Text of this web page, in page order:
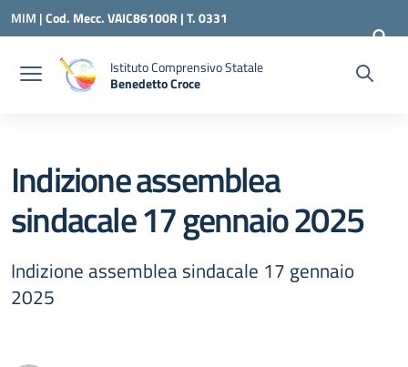
Vai ai contenuti
Vai al menu di navigazione
Vai al footer
MIM |Cod. Mecc. VAIC86100R | T. 0331
240260 | VAIC86100R@ISTRUZIONE.IT
Istituto Comprensivo Statale
Benedetto Croce
Indizione assemblea
sindacale 17 gennaio 2025
Indizione assemblea sindacale 17 gennaio
2025